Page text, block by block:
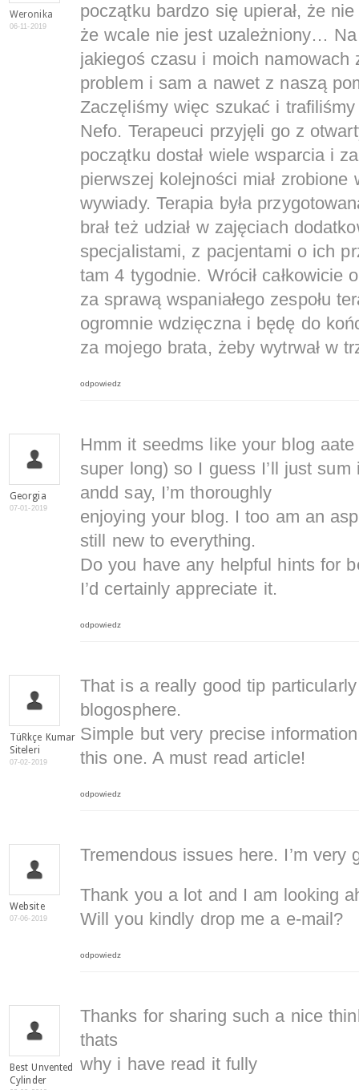
Weronika
06-11-2019
początku bardzo się upierał, że
że wcale nie jest uzależniony… Na
jakiegoś czasu i moich namowach
problem i sam a nawet z naszą
Zaczęliśmy więc szukać i
Nefo. Terapeuci przyjęli go z
początku dostał wiele wsparcia i
pierwszej kolejności miał zrobione
wywiady. Terapia była
brał też udział w zajęciach
specjalistami, z pacjentami o ich
tam 4 tygodnie. Wrócił
za sprawą wspaniałego zespołu
ogromnie wdzięczna i będę do
za mojego brata, żeby wytrwał w
odpowiedz
Georgia
07-01-2019
Hmm it seedms like your blog
super long) so I guess I’ll just
andd say, I’m thoroughly
enjoying your blog. I too am an
still new to everything.
Do you have any helpful hints for
I’d certainly appreciate it.
odpowiedz
TüRkçe Kumar
Siteleri
07-02-2019
That is a really good tip
blogosphere.
Simple but very precise
this one. A must read article!
odpowiedz
Website
07-06-2019
Tremendous issues here. I’m very
Thank you a lot and I am looking
Will you kindly drop me a e-mail?
odpowiedz
Best Unvented
Cylinder
Thanks for sharing such a nice
thats
why i have read it fully